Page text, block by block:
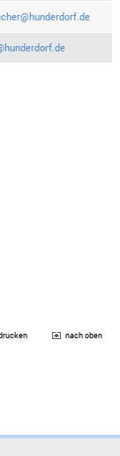
nach oben